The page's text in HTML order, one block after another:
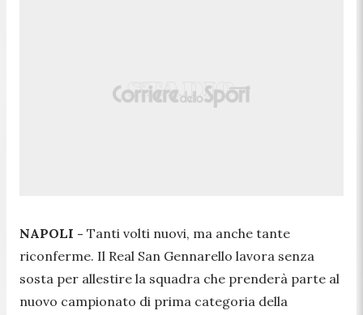
NAPOLI - Tanti volti nuovi, ma anche tante
riconferme. Il Real San Gennarello lavora senza
sosta per allestire la squadra che prenderà parte al
nuovo campionato di prima categoria della